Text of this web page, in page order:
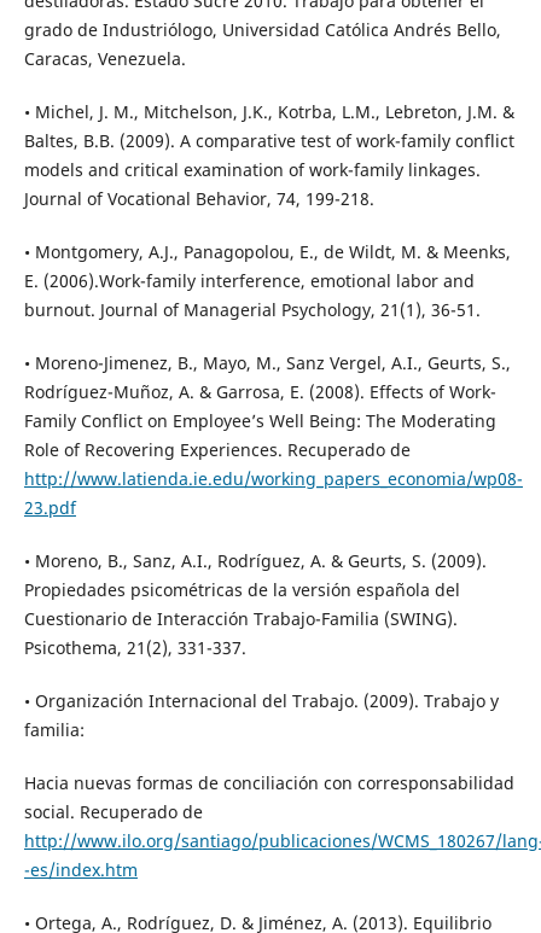
grado de Industriólogo, Universidad Católica Andrés Bello,
Caracas, Venezuela.
• Michel, J. M., Mitchelson, J.K., Kotrba, L.M., Lebreton, J.M. &
Baltes, B.B. (2009). A comparative test of work-family conflict
models and critical examination of work-family linkages.
Journal of Vocational Behavior, 74, 199-218.
• Montgomery, A.J., Panagopolou, E., de Wildt, M. & Meenks,
E. (2006).Work-family interference, emotional labor and
burnout. Journal of Managerial Psychology, 21(1), 36-51.
• Moreno-Jimenez, B., Mayo, M., Sanz Vergel, A.I., Geurts, S.,
Rodríguez-Muñoz, A. & Garrosa, E. (2008). Effects of Work-
Family Conflict on Employee’s Well Being: The Moderating
Role of Recovering Experiences. Recuperado de
http://www.latienda.ie.edu/working_papers_economia/wp08-
23.pdf
• Moreno, B., Sanz, A.I., Rodríguez, A. & Geurts, S. (2009).
Propiedades psicométricas de la versión española del
Cuestionario de Interacción Trabajo-Familia (SWING).
Psicothema, 21(2), 331-337.
• Organización Internacional del Trabajo. (2009). Trabajo y
familia:
Hacia nuevas formas de conciliación con corresponsabilidad
social. Recuperado de
http://www.ilo.org/santiago/publicaciones/WCMS_180267/
-es/index.htm
• Ortega, A., Rodríguez, D. & Jiménez, A. (2013). Equilibrio